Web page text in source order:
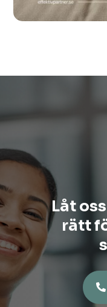
Låt
rätt